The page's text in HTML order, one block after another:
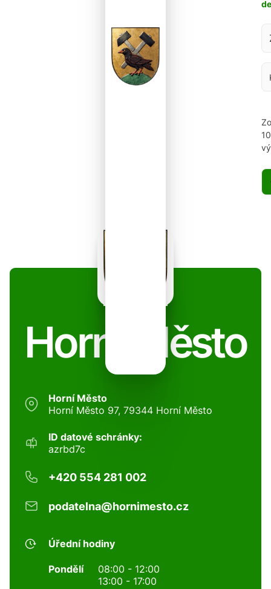
Horní Město
Horní Město
Horní Město 97, 79344 Horní Město
ID datové schránky:
azrbd7c
+420 554 281 002
podatelna@hornimesto.cz
Úřední hodiny
Pondělí
08:00 - 12:00
13:00 - 17:00